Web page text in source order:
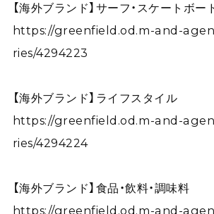
【海外ブランド】サーフ・スケートボー
https://greenfield.od.m-and-
ries/4294223
【海外ブランド】ライフスタイル
https://greenfield.od.m-and-
ries/4294224
【海外ブランド】食品・飲料・調味料
https://greenfield.od.m-and-